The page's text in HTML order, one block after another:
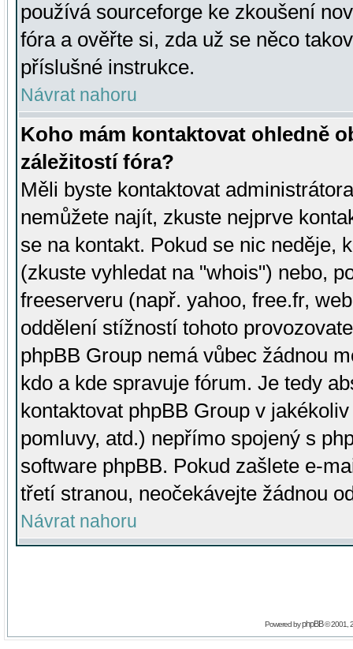
používá sourceforge ke zkoušení
fóra a ověřte si, zda už se něco
příslušné instrukce.
Návrat nahoru
Koho mám kontaktovat ohledně
záležitostí fóra?
Měli byste kontaktovat
nemůžete najít, zkuste nejprve
se na kontakt. Pokud se nic neděje,
(zkuste vyhledat na "whois") nebo,
freeserveru (např. yahoo, free.fr,
oddělení stížností tohoto
phpBB Group nemá vůbec žádnou
kdo a kde spravuje fórum. Je tedy
kontaktovat phpBB Group v
pomluvy, atd.) nepřímo spojený s
software phpBB. Pokud zašlete e-
třetí stranou, neočekávejte žádnou
Návrat nahoru
Powered byphpBB© 2001,